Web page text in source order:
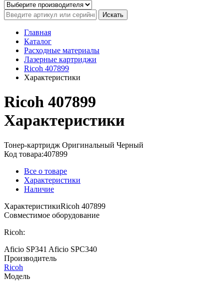
Искать
Главная
Каталог
Расходные материалы
Лазерные картриджи
Ricoh 407899
Характеристики
Ricoh 407899
Характеристики
Тонер-картридж Оригинальный Черный
Код товара:407899
Все о товаре
Характеристики
Наличие
ХарактеристикиRicoh 407899
Совместимое оборудование
Ricoh:
Aficio SP341 Aficio SPC340
Производитель
Ricoh
Модель